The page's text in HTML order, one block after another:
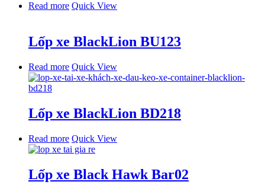
Read more Quick View
Lốp xe BlackLion BU123
Read more Quick View
Lốp xe BlackLion BD218
Read more Quick View
Lốp xe Black Hawk Bar02